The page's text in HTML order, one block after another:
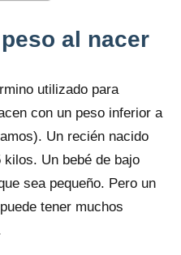
al nacer
utilizado para
con un peso inferior a
Un recién nacido
Un bebé de bajo
sea pequeño. Pero un
tener muchos